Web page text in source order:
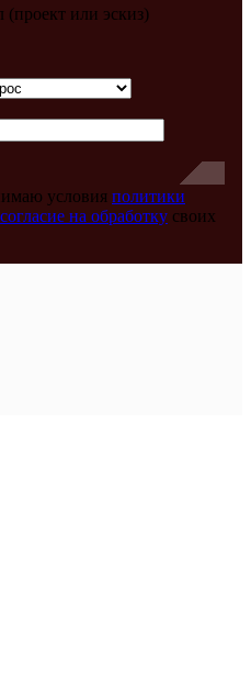
или эскиз)
условия политики
согласие на обработку своих